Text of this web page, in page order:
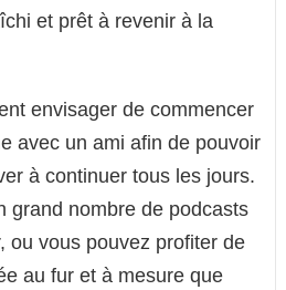
et prêt à revenir à la
envisager de commencer
avec un ami afin de pouvoir
à continuer tous les jours.
grand nombre de podcasts
ou vous pouvez profiter de
au fur et à mesure que